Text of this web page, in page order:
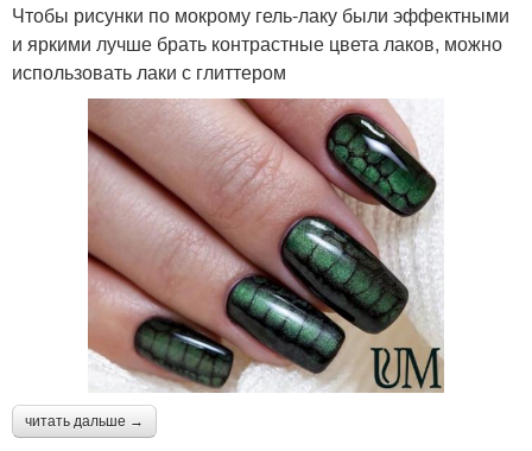
Чтобы рисунки по мокрому гель-лаку были эффектными
и яркими лучше брать контрастные цвета лаков, можно
использовать лаки с глиттером
читать дальше →